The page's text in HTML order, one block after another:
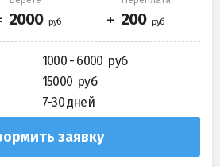
1000 - 6000
15000
7-30 дней
заявку